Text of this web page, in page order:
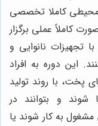
محیطی کاملا تخصصی
کاملاً عملی برگزار
تجهیزات نانوایی و
این دوره به افراد
پخت، با روند تولید
شوند و بتوانند در
مشغول به کار شوند یا